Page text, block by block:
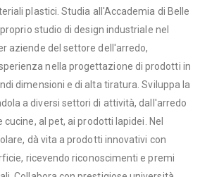
plastici. Studia all'Accademia di Belle
studio di design industriale nel
aziende del settore dell'arredo,
nella progettazione di prodotti in
dimensioni e di alta tiratura. Sviluppa la
a diversi settori di attività, dall'arredo
al pet, ai prodotti lapidei. Nel
dà vita a prodotti innovativi con
ricevendo riconoscimenti e premi